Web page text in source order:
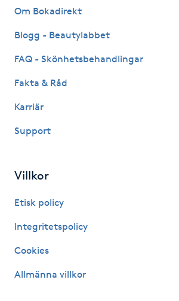
Hypnos
Hårborttagning
Hårförlängning
Hårvård
Hälsa
Hälsprickor
Idrottsmassage
Om Bokadirekt
Blogg - Beautylabbet
FAQ - Skönhetsbehandlingar
Fakta & Råd
Karriär
Support
Villkor
Etisk policy
Integritetspolicy
Cookies
Allmänna villkor